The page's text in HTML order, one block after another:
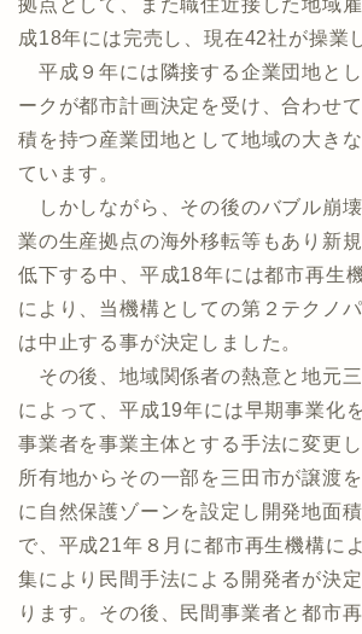
拠点として、また職住近接した地域
成18年には完売し、現在42社が操業
平成９年には隣接する企業団地と
ークが都市計画決定を受け、合わせ
積を持つ産業団地として地域の大き
ています。
しかしながら、その後のバブル崩
業の生産拠点の海外移転等もあり新
低下する中、平成18年には都市再生
により、当機構としての第２テクノ
は中止する事が決定しました。
その後、地域関係者の熱意と地元
によって、平成19年には早期事業化
事業者を事業主体とする手法に変更
所有地からその一部を三田市が譲渡
に自然保護ゾーンを設定し開発地面
で、平成21年８月に都市再生機構に
集により民間手法による開発者が決
ります。その後、民間事業者と都市